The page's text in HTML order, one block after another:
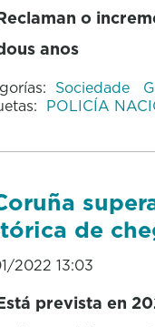
o
anos
Sociedade
POLICÍA
de
2022 13:03
prevista en